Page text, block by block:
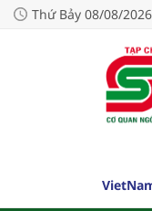
Thứ Bảy 08/08/